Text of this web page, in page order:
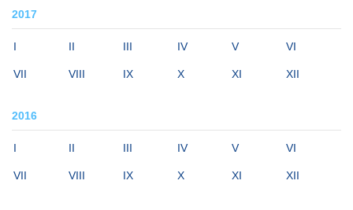
2017
I II III IV V VI
VII VIII IX X XI XII
2016
I II III IV V VI
VII VIII IX X XI XII